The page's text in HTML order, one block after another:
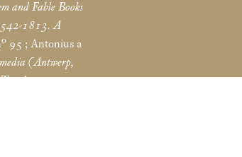
and Fable Books
1813. A
95 ; Antonius a
(Antwerp,
1999